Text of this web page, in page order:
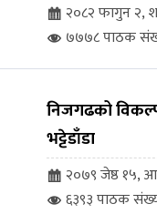
२०८२ फागुन २,
७७७८ पाठक
निजगढको
भट्टेडाँडा
२०७९ जेष्ठ १५,
६३९३ पाठक